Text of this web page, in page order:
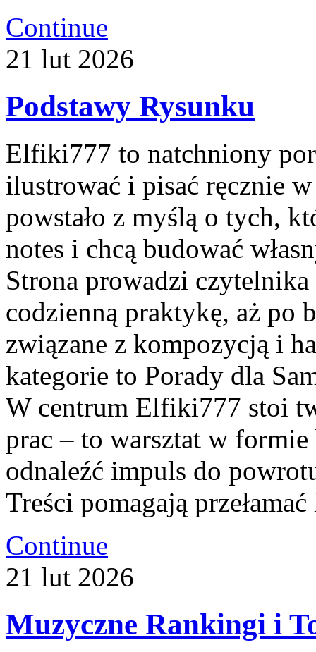
Continue
21 lut 2026
Podstawy Rysunku
Elfiki777 to natchniony
ilustrować i pisać ręcznie
powstało z myślą o tych,
notes i chcą budować
Strona prowadzi
codzienną praktykę, aż po
związane z kompozycją i
kategorie to Porady dla
W centrum Elfiki777 stoi
prac – to warsztat w
odnaleźć impuls do
Treści pomagają
Continue
21 lut 2026
Muzyczne Rankingi i